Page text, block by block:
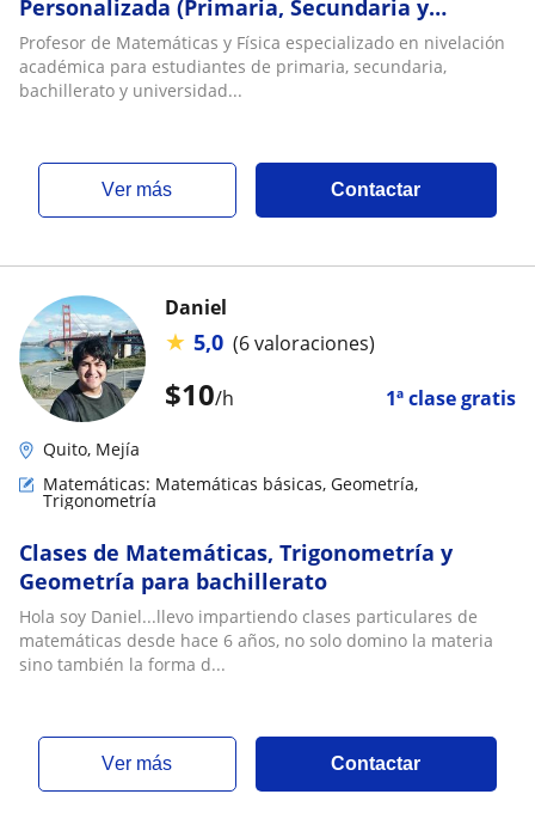
Personalizada (Primaria, Secundaria y
Universidad)
Profesor de Matemáticas y Física especializado en nivelación
académica para estudiantes de primaria, secundaria,
bachillerato y universidad...
ver más Contactar
$10/h 1ª clase gratis
Daniel
★ 5,0 (6 valoraciones)
Quito, Mejía
Matemáticas: Matemáticas básicas, Geometría,
Trigonometría
Clases de Matemáticas, Trigonometría y
Geometría para bachillerato
Hola soy Daniel...llevo impartiendo clases particulares de
matemáticas desde hace 6 años, no solo domino la materia
sino también la forma d...
ver más Contactar